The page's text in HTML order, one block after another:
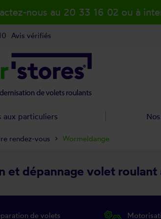
et dépannage volet roulant
de volets
rendez-vous Wormeldange
nous au 20 33 16 02 ou à
Avis vérifiés
aux particuliers